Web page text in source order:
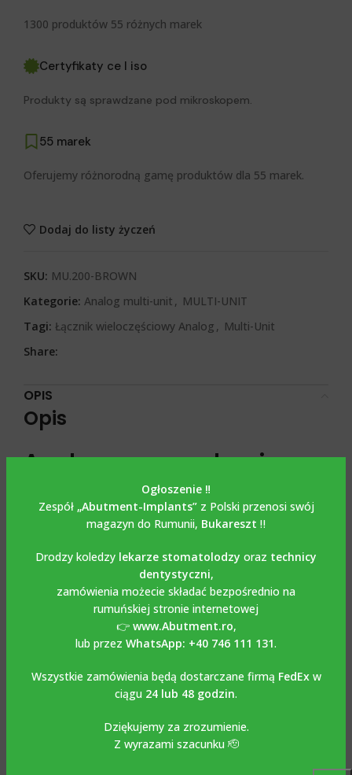
Ogłoszenie ‼️
Zespół „Abutment-Implants”z Polski przenosi swój
magazyn do Rumunii, Bukareszt ‼️
Drodzy koledzy lekarze stomatolodzy oraz technicy
dentystyczni,
zamówienia możecie składać bezpośrednio na
rumuńskiej stronie internetowej
👉 www.Abutment.ro,
lub przez WhatsApp: +40 746 111 131.
Wszystkie zamówienia będą dostarczane firmą FedExw
ciągu 24 lub 48 godzin.
Dziękujemy za zrozumienie.
Z wyrazami szacunku 🫡
1300 produktów 55 różnych marek
Certyfikaty ce I iso
Produkty są sprawdzane pod mikroskopem.
55 marek
Oferujemy różnorodną gamę produktów dla 55 marek.
Dodaj do listy życzeń
SKU: MU.200-BROWN
Kategorie: Analog multi-unit , MULTI-UNIT
Tagi: Łącznik wieloczęściowy Analog , Multi-Unit
Share:
OPIS
Opis
Analogowe urządzenie
wielofunkcyjne /
analogowe cyfrowe
urządzenie wielofunkcyjne
kompatybilne z NOBEL
ACTIVE
Analogowe urządzenie wielofunkcyjne / analogowe cyfrowe
urządzenie wielofunkcyjne kompatybilne z NOBEL ACTIVE
ma podwójne zastosowanie i może być używany zarówno
na klasycznym modelu gipsowym, jak i na modelu
wydrukowanym przy użyciu bibliotek Exocad, Dental Wings,